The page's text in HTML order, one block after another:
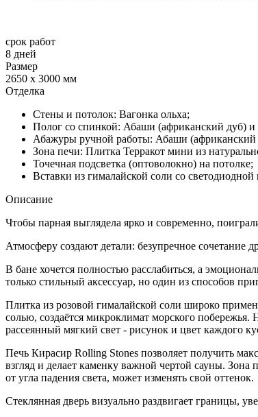
срок работ
8 дней
Размер
2650 х 3000 мм
Отделка
Cтены и потолок: Вагонка ольха;
Полог со спинкой: Абаши (африканский дуб) и
Абажуры ручной работы: Абаши (африканский
Зона печи: Плитка Терракот мини из
Точечная подсветка (оптоволокно) на потолке;
Вставки из гималайской соли со
Описание
Чтобы парная выглядела ярко и современно,
Атмосферу создают детали: безупречное сочетание
В бане хочется полностью расслабиться, а
только стильный аксессуар, но один из способов
Плитка из розовой гималайской соли широко
солью, создаётся микроклимат морского
рассеянный мягкий свет - рисунок и цвет каждого
Печь Кирасир Rolling Stones позволяет получить
взгляд и делает каменку важной чертой сауны.
от угла падения света, может изменять свой оттенок.
Cтеклянная дверь визуально раздвигает границы,